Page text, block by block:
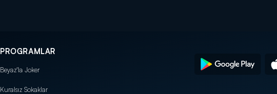
PROGRAMLAR
Beyaz'la Joker
Kuralsız Sokaklar